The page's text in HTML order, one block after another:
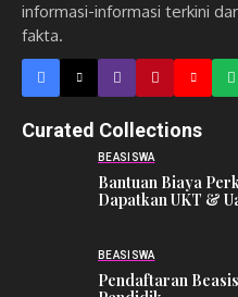
informasi-informasi terkini
fakta.
Curated Collections
BEASISWA
Bantuan Biaya
Dapatkan UKT &
BEASISWA
Pendaftaran